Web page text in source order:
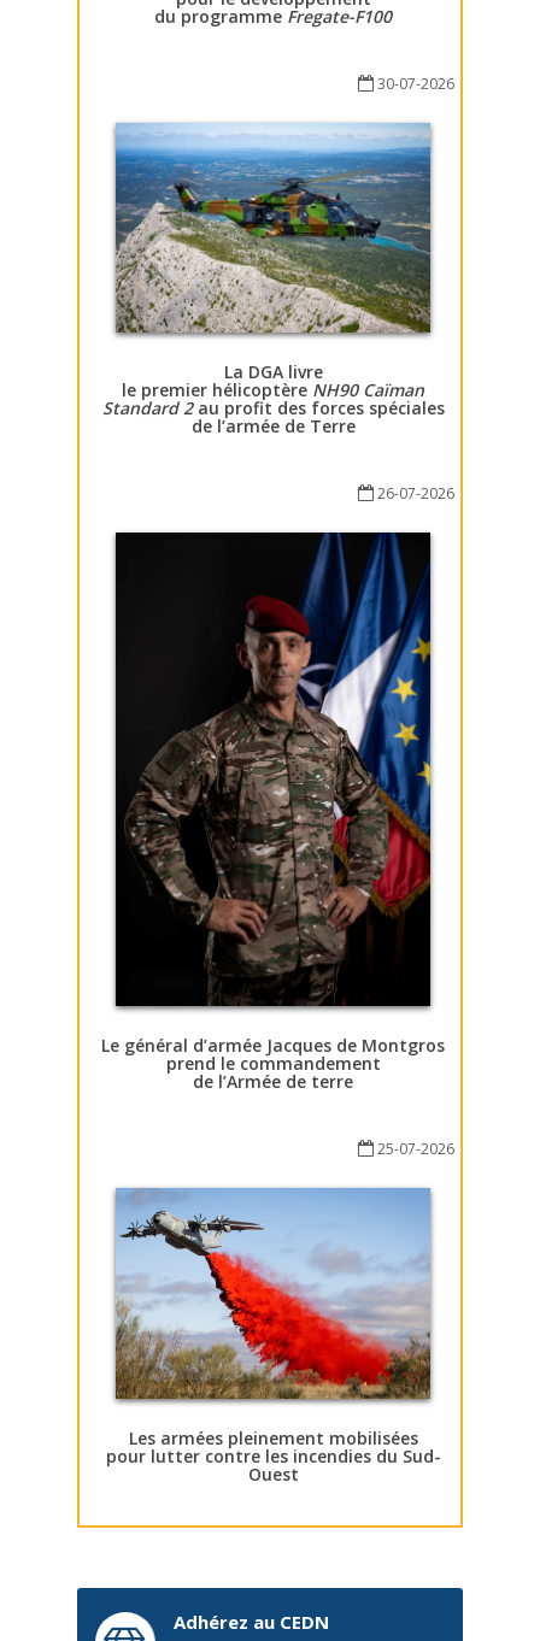
du programme Fregate-F100
30-07-2026
La DGA livre
le premier hélicoptère NH90 Caïman
Standard 2au profit des forces spéciales
de l’armée de Terre
26-07-2026
Le général d’armée Jacques de Montgros
prend le commandement
de l’Armée de terre
25-07-2026
Les armées pleinement mobilisées
pour lutter contre les incendies du Sud-
Ouest
Adhérez au CEDN